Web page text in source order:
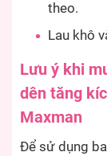
theo.
Lau khô
Lưu ý khi
dên tăng
Maxman
Để sử dụng